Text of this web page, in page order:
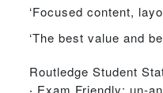
‘Focused content,
‘The best value and
Routledge Student
‧ Exam Friendly: un-